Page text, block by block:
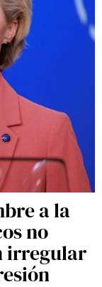
a la
no
irregular